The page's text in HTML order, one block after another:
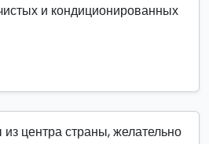
и кондиционированных
центра страны, желательно